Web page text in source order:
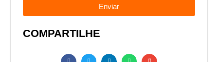
Enviar
COMPARTILHE